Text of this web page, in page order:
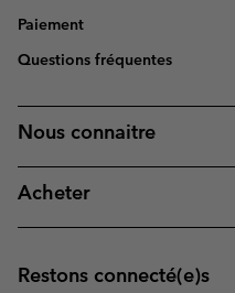
Paiement
Questions fréquentes
Nous connaitre
Acheter
Restons connecté(e)s